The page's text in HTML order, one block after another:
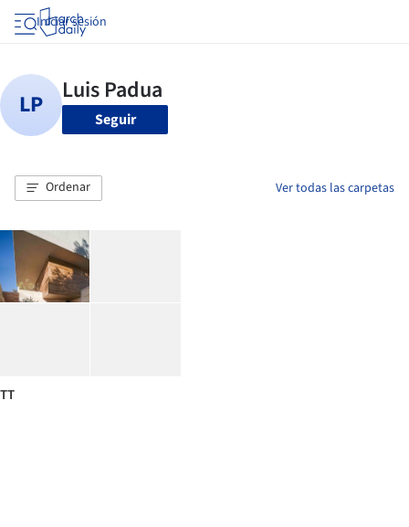
Iniciar sesión
Seguir
Ordenar Ver todas las carpetas
TT